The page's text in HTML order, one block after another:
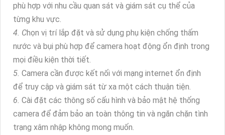
phù hợp với nhu cầu quan sát và giám sát cụ thể của
từng khu vực.
4. Chọn vị trí lắp đặt và sử dụng phụ kiện chống thấm
nước và bụi phù hợp để camera hoạt động ổn định trong
mọi điều kiện thời tiết.
5. Camera cần được kết nối với mạng internet ổn định
để truy cập và giám sát từ xa một cách thuận tiện.
6. Cài đặt các thông số cấu hình và bảo mật hệ thống
camera để đảm bảo an toàn thông tin và ngăn chặn tình
trạng xâm nhập không mong muốn.